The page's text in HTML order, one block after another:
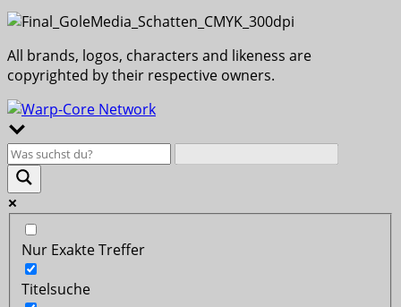
All brands, logos, characters and likeness are
copyrighted by their respective owners.
Nur Exakte Treffer
Titelsuche